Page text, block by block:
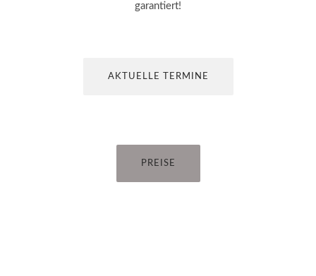
garantiert!
AKTUELLE TERMINE
PREISE